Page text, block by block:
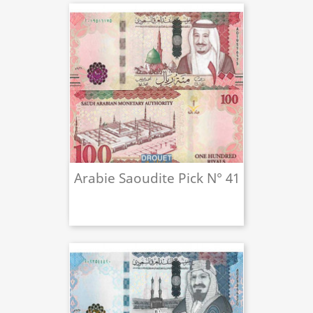
Arabie Saoudite Pick N° 41